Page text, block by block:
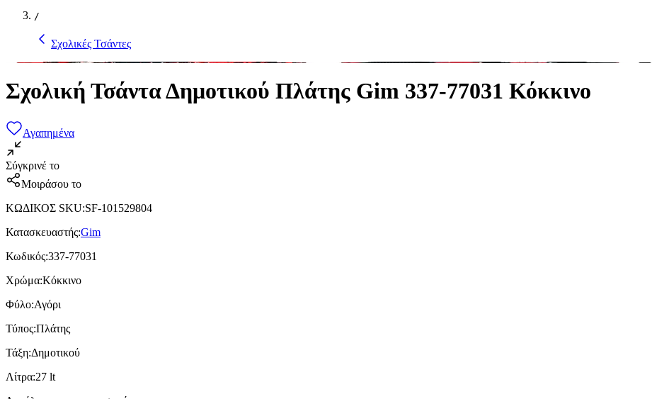
/
Σχολικές Τσάντες
Σχολική Τσάντα Δημοτικού Πλάτης Gim 337-77031 Κόκκινο
Αγαπημένα
Σύγκρινέ το
Μοιράσου το
ΚΩΔΙΚΟΣ SKU:SF-101529804
Κατασκευαστής:Gim
Κωδικός:337-77031
Χρώμα:Κόκκινο
Φύλο:Αγόρι
Τύπος:Πλάτης
Τάξη:Δημοτικού
Λίτρα:27 lt